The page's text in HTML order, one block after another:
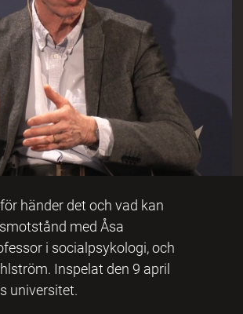
händer det och vad kan
med Åsa
i socialpsykologi, och
Inspelat den 9 april
universitet.